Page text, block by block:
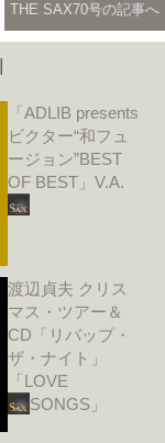
THE SAX70号の記事へ
「ADLIB presents
ビクター“和フュ
ージョン”BEST
OF BEST」V.A.
渡辺貞夫 クリス
マス・ツアー＆
CD「リバップ・
ザ・ナイト」
「LOVE
SONGS」